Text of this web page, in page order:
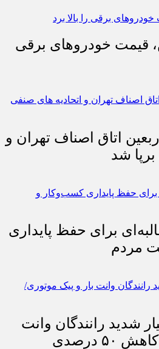
قیمت خودروهای برقی
اتاق اصناف تهران و
شد
برای حفظ پایداری
مردم
شدید رانندگان وانت
بار و پیک موتوری/ کاهش ۵۰ درصدی